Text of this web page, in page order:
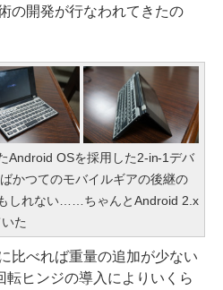
の開発が行なわれてきたの
Android OSを採用した2-in-1デバ
かつてのモバイルギアの後継の
しれない……ちゃんとAndroid 2.x
た
比べれば重量の追加が少ない
転ヒンジの導入によりいくら